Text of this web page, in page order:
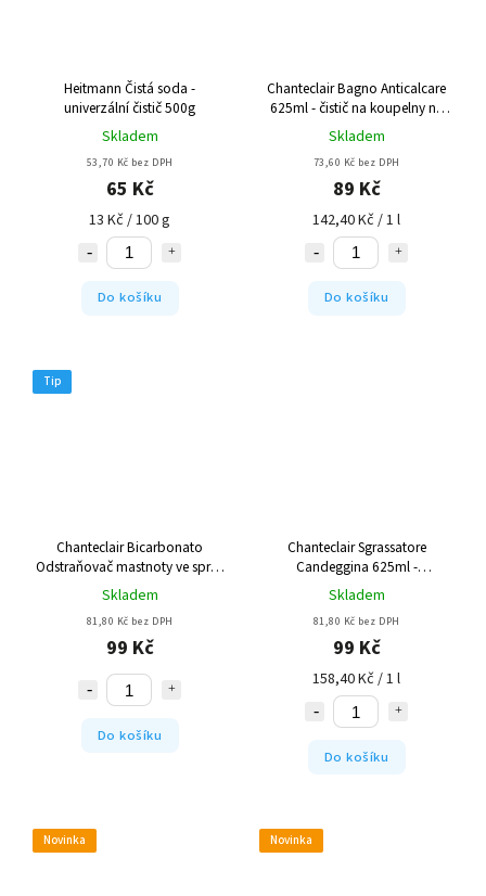
Heitmann Čistá soda -
univerzální čistič 500g
Skladem
53,70 Kč bez DPH
65 Kč
13 Kč / 100 g
Do košíku
Chanteclair Bagno Anticalcare
625ml - čistič na koupelny na
vodní kámen
Skladem
73,60 Kč bez DPH
89 Kč
142,40 Kč / 1 l
Do košíku
Tip
Chanteclair Bicarbonato
Odstraňovač mastnoty ve spreji
600ml
Skladem
81,80 Kč bez DPH
99 Kč
Do košíku
Chanteclair Sgrassatore
Candeggina 625ml -
odmašťovač s bělidlem
Skladem
81,80 Kč bez DPH
99 Kč
158,40 Kč / 1 l
Do košíku
Novinka Novinka